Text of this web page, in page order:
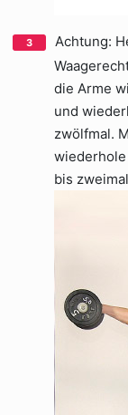
Achtung:
die Arme
und
zwölfmal.
bis